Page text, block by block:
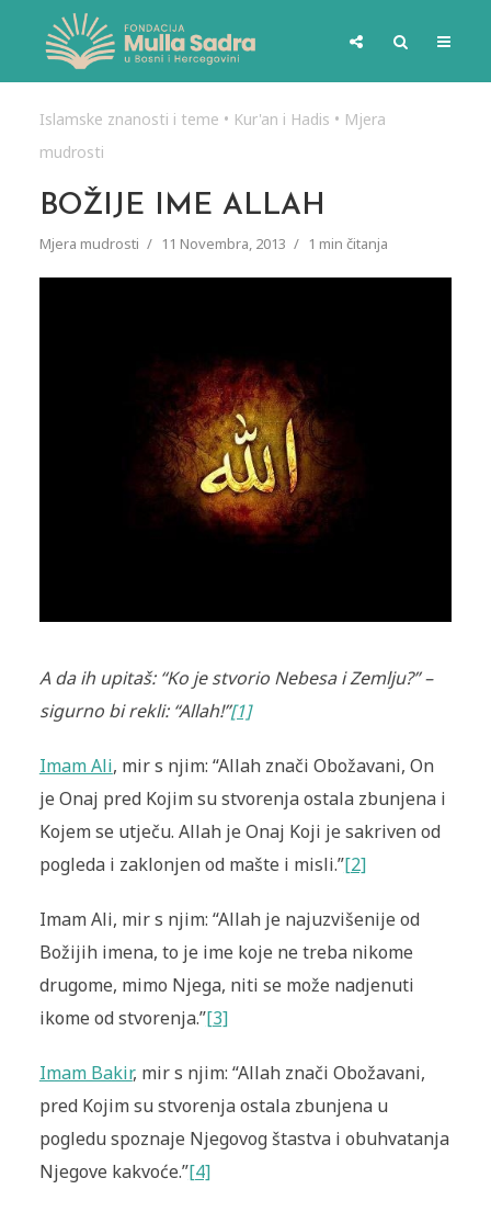
Islamske znanosti i teme • Kur'an i Hadis • Mjera
mudrosti
BOŽIJE IME ALLAH
Mjera mudrosti 11 Novembra, 2013 1 min čitanja
A da ih upitaš: “Ko je stvorio Nebesa i Zemlju?” –
sigurno bi rekli: “Allah!”[1]
Imam Ali, mir s njim: “Allah znači Obožavani, On
je Onaj pred Kojim su stvorenja ostala zbunjena i
Kojem se utječu. Allah je Onaj Koji je sakriven od
pogleda i zaklonjen od mašte i misli.”[2]
Imam Ali, mir s njim: “Allah je najuzvišenije od
Božijih imena, to je ime koje ne treba nikome
drugome, mimo Njega, niti se može nadjenuti
ikome od stvorenja.”[3]
Imam Bakir, mir s njim: “Allah znači Obožavani,
pred Kojim su stvorenja ostala zbunjena u
pogledu spoznaje Njegovog štastva i obuhvatanja
Njegove kakvoće.”[4]